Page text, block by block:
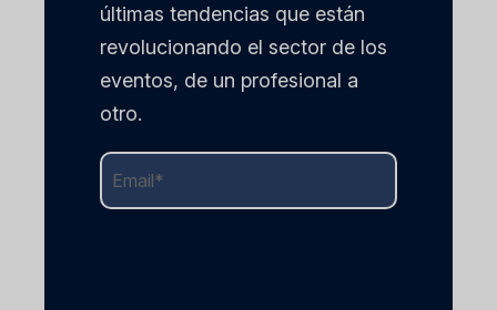
últimas tendencias que están
revolucionando el sector de los
eventos, de un profesional a
otro.